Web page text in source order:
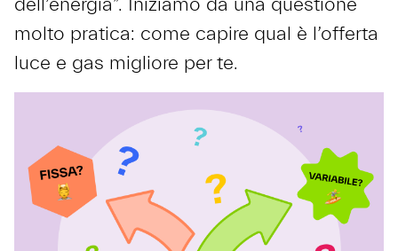
dell’energia”. Iniziamo da una questione
molto pratica: come capire qual è l’offerta
luce e gas migliore per te.